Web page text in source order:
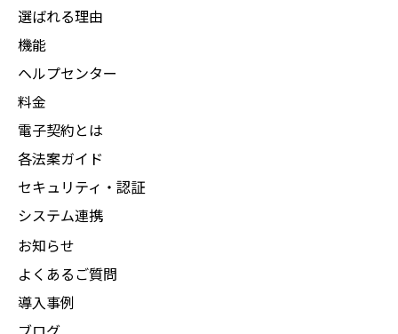
選ばれる理由
機能
ヘルプセンター
料金
電子契約とは
各法案ガイド
セキュリティ・認証
システム連携
お知らせ
よくあるご質問
導入事例